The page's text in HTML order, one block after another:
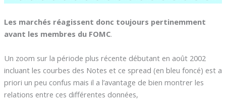
Les marchés réagissent donc toujours pertinemment
avant les membres du FOMC.
Un zoom sur la période plus récente débutant en août 2002
incluant les courbes des Notes et ce spread (en bleu foncé) est a
priori un peu confus mais il a l’avantage de bien montrer les
relations entre ces différentes données,